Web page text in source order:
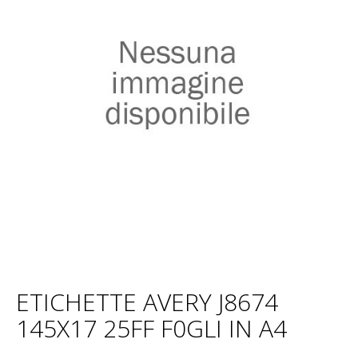
ETICHETTE AVERY J8674
145X17 25FF F0GLI IN A4